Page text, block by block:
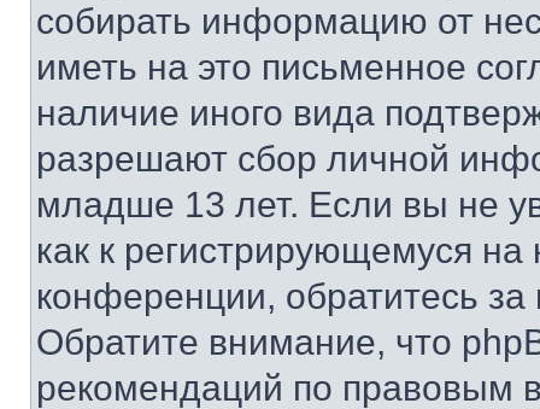
собирать информацию от
иметь на это письменное
наличие иного вида
разрешают сбор личной
младше 13 лет. Если вы не
как к регистрирующемуся
конференции, обратитесь
Обратите внимание, что
рекомендаций по правовым